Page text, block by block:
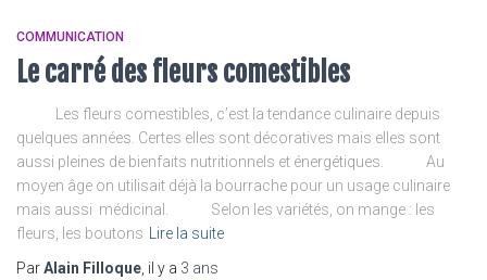
COMMUNICATION
Le carré des fleurs comestibles
Les fleurs comestibles, c’est la tendance culinaire depuis
quelques années. Certes elles sont décoratives mais elles sont
aussi pleines de bienfaits nutritionnels et énergétiques. Au
moyen âge on utilisait déjà la bourrache pour un usage culinaire
mais aussi médicinal. Selon les variétés, on mange : les
fleurs, les boutons
Lire la suite
ParAlain Filloque , il y a 3 ans